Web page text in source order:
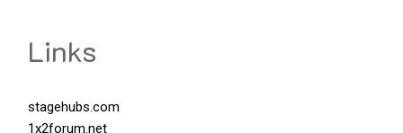
Links
stagehubs.com
1x2forum.net